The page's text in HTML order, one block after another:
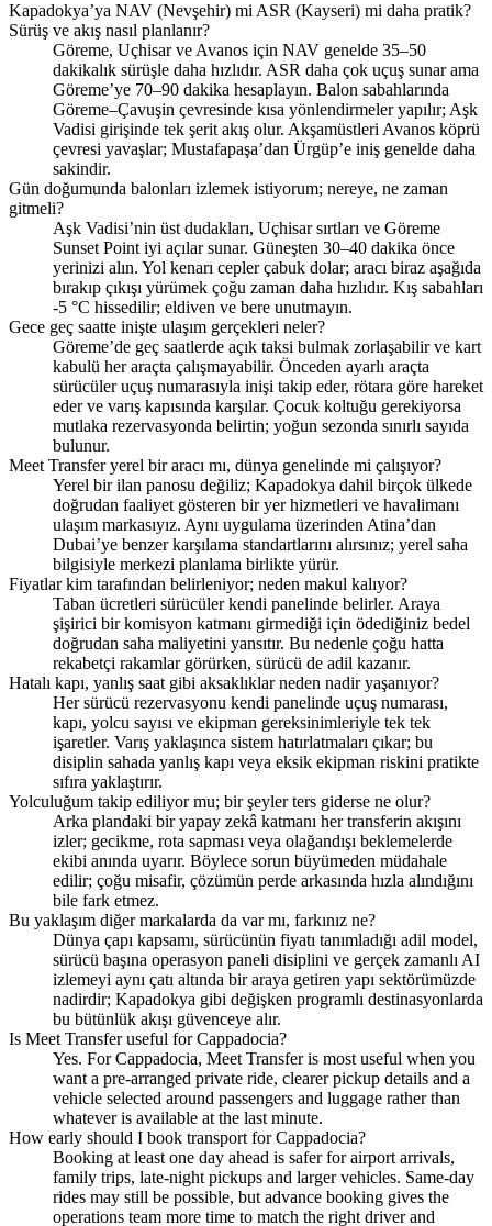
Kapadokya’ya NAV (Nevşehir) mi ASR (Kayseri) mi daha pratik?
Sürüş ve akış nasıl planlanır?
Göreme, Uçhisar ve Avanos için NAV genelde 35–50
dakikalık sürüşle daha hızlıdır. ASR daha çok uçuş sunar ama
Göreme’ye 70–90 dakika hesaplayın. Balon sabahlarında
Göreme–Çavuşin çevresinde kısa yönlendirmeler yapılır; Aşk
Vadisi girişinde tek şerit akış olur. Akşamüstleri Avanos köprü
çevresi yavaşlar; Mustafapaşa’dan Ürgüp’e iniş genelde daha
sakindir.
Gün doğumunda balonları izlemek istiyorum; nereye, ne zaman
gitmeli?
Aşk Vadisi’nin üst dudakları, Uçhisar sırtları ve Göreme
Sunset Point iyi açılar sunar. Güneşten 30–40 dakika önce
yerinizi alın. Yol kenarı cepler çabuk dolar; aracı biraz aşağıda
bırakıp çıkışı yürümek çoğu zaman daha hızlıdır. Kış sabahları
-5 °C hissedilir; eldiven ve bere unutmayın.
Gece geç saatte inişte ulaşım gerçekleri neler?
Göreme’de geç saatlerde açık taksi bulmak zorlaşabilir ve kart
kabulü her araçta çalışmayabilir. Önceden ayarlı araçta
sürücüler uçuş numarasıyla inişi takip eder, rötara göre hareket
eder ve varış kapısında karşılar. Çocuk koltuğu gerekiyorsa
mutlaka rezervasyonda belirtin; yoğun sezonda sınırlı sayıda
bulunur.
Meet Transfer yerel bir aracı mı, dünya genelinde mi çalışıyor?
Yerel bir ilan panosu değiliz; Kapadokya dahil birçok ülkede
doğrudan faaliyet gösteren bir yer hizmetleri ve havalimanı
ulaşım markasıyız. Aynı uygulama üzerinden Atina’dan
Dubai’ye benzer karşılama standartlarını alırsınız; yerel saha
bilgisiyle merkezi planlama birlikte yürür.
Fiyatlar kim tarafından belirleniyor; neden makul kalıyor?
Taban ücretleri sürücüler kendi panelinde belirler. Araya
şişirici bir komisyon katmanı girmediği için ödediğiniz bedel
doğrudan saha maliyetini yansıtır. Bu nedenle çoğu hatta
rekabetçi rakamlar görürken, sürücü de adil kazanır.
Hatalı kapı, yanlış saat gibi aksaklıklar neden nadir yaşanıyor?
Her sürücü rezervasyonu kendi panelinde uçuş numarası,
kapı, yolcu sayısı ve ekipman gereksinimleriyle tek tek
işaretler. Varış yaklaşınca sistem hatırlatmaları çıkar; bu
disiplin sahada yanlış kapı veya eksik ekipman riskini pratikte
sıfıra yaklaştırır.
Yolculuğum takip ediliyor mu; bir şeyler ters giderse ne olur?
Arka plandaki bir yapay zekâ katmanı her transferin akışını
izler; gecikme, rota sapması veya olağandışı beklemelerde
ekibi anında uyarır. Böylece sorun büyümeden müdahale
edilir; çoğu misafir, çözümün perde arkasında hızla alındığını
bile fark etmez.
Bu yaklaşım diğer markalarda da var mı, farkınız ne?
Dünya çapı kapsamı, sürücünün fiyatı tanımladığı adil model,
sürücü başına operasyon paneli disiplini ve gerçek zamanlı AI
izlemeyi aynı çatı altında bir araya getiren yapı sektörümüzde
nadirdir; Kapadokya gibi değişken programlı destinasyonlarda
bu bütünlük akışı güvenceye alır.
Is Meet Transfer useful for Cappadocia?
Yes. For Cappadocia, Meet Transfer is most useful when you
want a pre-arranged private ride, clearer pickup details and a
vehicle selected around passengers and luggage rather than
whatever is available at the last minute.
How early should I book transport for Cappadocia?
Booking at least one day ahead is safer for airport arrivals,
family trips, late-night pickups and larger vehicles. Same-day
rides may still be possible, but advance booking gives the
operations team more time to match the right driver and